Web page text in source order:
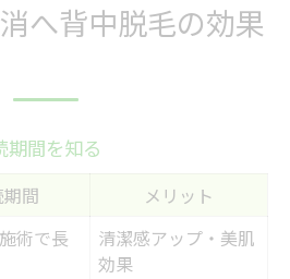
へ背中脱毛の効果
期間を知る
間
メリット
術で長
清潔感アップ・美肌
効果